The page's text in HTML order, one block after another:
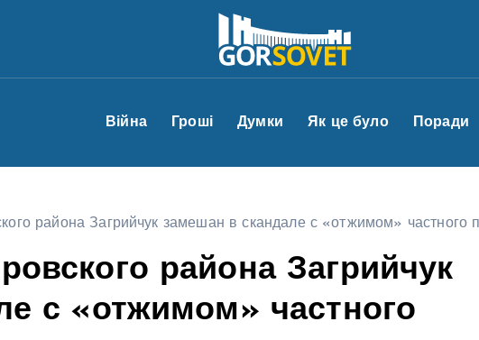
Війна Гроші Думки Як це було Поради
района Загрийчук замешан в скандале с «отжимом» частного
района Загрийчук
с «отжимом» частного